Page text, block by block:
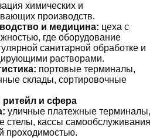
химических и
производств.
и медицина: цеха с
где оборудование
санитарной обработке и
растворами.
портовые терминалы,
склады, сортировочные
ритейл и сфера
уличные платежные терминалы,
стелы, кассы самообслуживания
проходимостью.